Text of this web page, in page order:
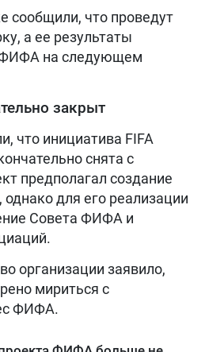
сообщили, что проведут
а ее результаты
ФИФА на следующем
закрыт
что инициатива FIFA
снята с
предполагал создание
для его реализации
Совета ФИФА и
организации заявило,
мириться с
ФИФА.